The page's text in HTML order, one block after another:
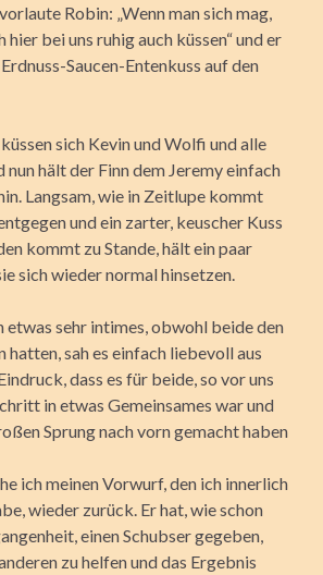
Robin: „Wenn man sich mag,
hier bei uns ruhig auch küssen“ und er
Saucen-Entenkuss auf den
sich Kevin und Wolfi und alle
nun hält der Finn dem Jeremy einfach
Langsam, wie in Zeitlupe kommt
und ein zarter, keuscher Kuss
kommt zu Stande, hält ein paar
sich wieder normal hinsetzen.
etwas sehr intimes, obwohl beide den
hatten, sah es einfach liebevoll aus
dass es für beide, so vor uns
in etwas Gemeinsames war und
Sprung nach vorn gemacht haben
ich meinen Vorwurf, den ich innerlich
wieder zurück. Er hat, wie schon
einen Schubser gegeben,
zu helfen und das Ergebnis